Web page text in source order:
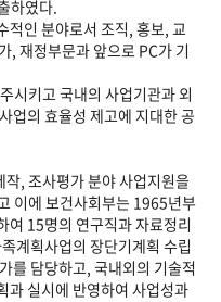
하였다.
적인 분야로서 조직, 홍보, 교
, 재정부문과 앞으로 PC가 기
시키고 국내의 사업기관과 외
업의 효율성 제고에 지대한 공
, 조사평가 분야 사업지원을
이에 보건사회부는 1965년부
여 15명의 연구직과 자료정리
계획사업의 장단기계획 수립
를 담당하고, 국내외의 기술적
과 실시에 반영하여 사업성과